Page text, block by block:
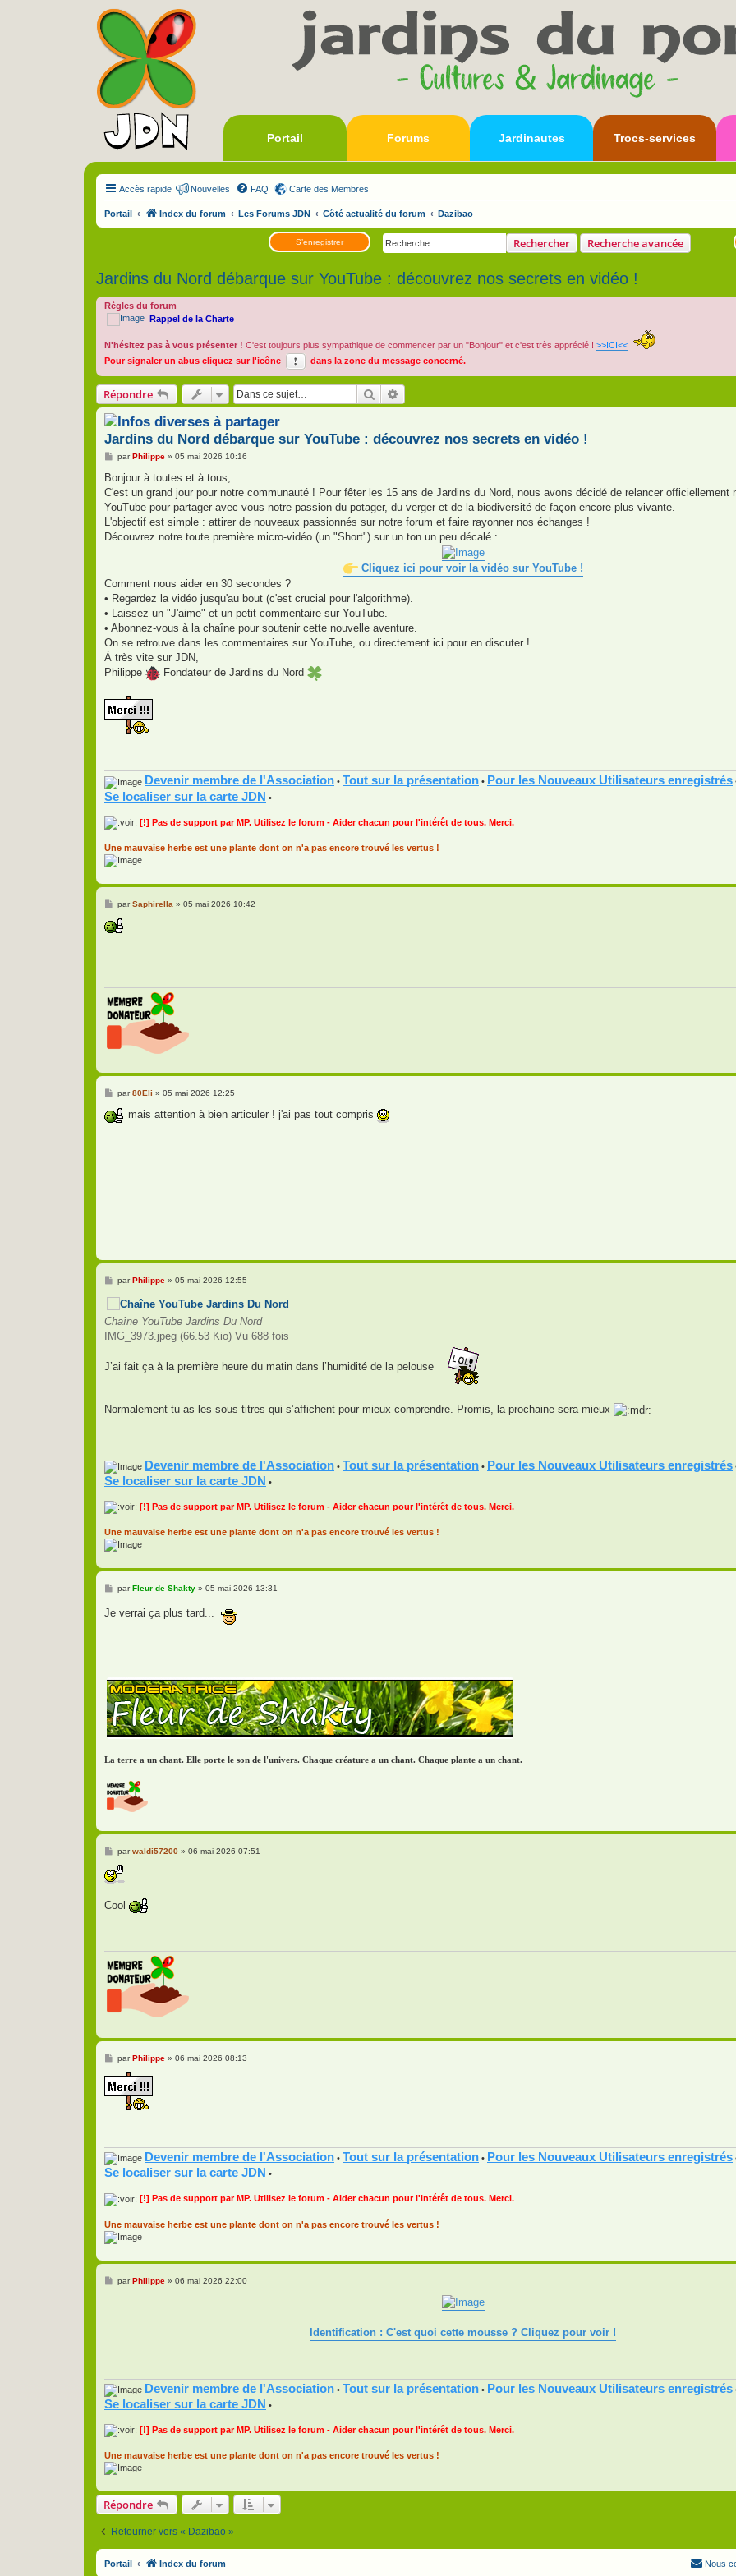
Portail Forums Jardinautes Trocs-services
Accès rapide Nouvelles FAQ Carte des Membres
Portail Index du forum Les Forums JDN Côté actualité du forum Dazibao
S’enregistrer Rechercher Recherche avancée
Jardins du Nord débarque sur YouTube : découvrez nos secrets en vidéo !
Règles du forum
Rappel de la Charte
N'hésitez pas à vous présenter ! C'est toujours plus sympathique de commencer par un "Bonjour" et c'est très apprécié ! >>ICI<<
Pour signaler un abus cliquez sur l'icône
dans la zone du message concerné.
Répondre Rechercher
Jardins du Nord débarque sur YouTube : découvrez nos secrets en vidéo !
M
s
a
g
parPhilippe» 05 mai 2026 10:16
Bonjour à toutes et à tous,
C'est un grand jour pour notre communauté ! Pour fêter les 15 ans de Jardins du Nord, nous avons décidé de relancer officiellement
YouTube pour partager avec vous notre passion du potager, du verger et de la biodiversité de façon encore plus vivante.
L'objectif est simple : attirer de nouveaux passionnés sur notre forum et faire rayonner nos échanges !
Découvrez notre toute première micro-vidéo (un "Short") sur un ton un peu décalé :
Cliquez ici pour voir la vidéo sur YouTube !
Comment nous aider en 30 secondes ?
• Regardez la vidéo jusqu'au bout (c'est crucial pour l'algorithme).
• Laissez un "J'aime" et un petit commentaire sur YouTube.
• Abonnez-vous à la chaîne pour soutenir cette nouvelle aventure.
On se retrouve dans les commentaires sur YouTube, ou directement ici pour en discuter !
À très vite sur JDN,
Philippe
Fondateur de Jardins du Nord
Devenir membre de l'Association • Tout sur la présentation • Pour les Nouveaux Utilisateurs enregistrés
Se localiser sur la carte JDN •
[!] Pas de support par MP. Utilisez le forum - Aider chacun pour l'intérêt de tous. Merci.
Une mauvaise herbe est une plante dont on n'a pas encore trouvé les vertus !
M
s
s
parSaphirella » 05 mai 2026 10:42
M
s
s
par80Eli » 05 mai 2026 12:25
mais attention à bien articuler ! j'ai pas tout compris
M
s
s
a
e
par Philippe» 05 mai 2026 12:55
Chaîne YouTube Jardins Du Nord
IMG_3973.jpeg (66.53 Kio) Vu 688 fois
J’ai fait ça à la première heure du matin dans l’humidité de la pelouse
Normalement tu as les sous titres qui s’affichent pour mieux comprendre. Promis, la prochaine sera mieux
Devenir membre de l'Association • Tout sur la présentation • Pour les Nouveaux Utilisateurs enregistrés
Se localiser sur la carte JDN •
[!] Pas de support par MP. Utilisez le forum - Aider chacun pour l'intérêt de tous. Merci.
Une mauvaise herbe est une plante dont on n'a pas encore trouvé les vertus !
M
s
parFleur de Shakty» 05 mai 2026 13:31
Je verrai ça plus tard...
La terre a un chant. Elle porte le son de l'univers. Chaque créature a un chant. Chaque plante a un chant.
M
s
s
e
parwaldi57200» 06 mai 2026 07:51
Cool
M
s
s
a
parPhilippe» 06 mai 2026 08:13
Devenir membre de l'Association • Tout sur la présentation • Pour les Nouveaux Utilisateurs enregistrés
Se localiser sur la carte JDN •
[!] Pas de support par MP. Utilisez le forum - Aider chacun pour l'intérêt de tous. Merci.
Une mauvaise herbe est une plante dont on n'a pas encore trouvé les vertus !
MparPhilippe» 06 mai 2026 22:00
Identification : C'est quoi cette mousse ? Cliquez pour voir !
Devenir membre de l'Association • Tout sur la présentation • Pour les Nouveaux Utilisateurs enregistrés
Se localiser sur la carte JDN •
[!] Pas de support par MP. Utilisez le forum - Aider chacun pour l'intérêt de tous. Merci.
Une mauvaise herbe est une plante dont on n'a pas encore trouvé les vertus !
Répondre
Retourner vers « Dazibao »
Portail Index du forum Nous